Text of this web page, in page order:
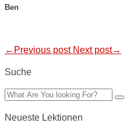
Ben
←Previous post Next post→
Suche
Neueste Lektionen